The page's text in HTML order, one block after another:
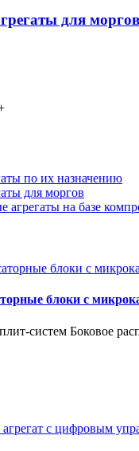
для моргов
по их назначению
для моргов
агрегаты на базе
блоки с
систем Боковое